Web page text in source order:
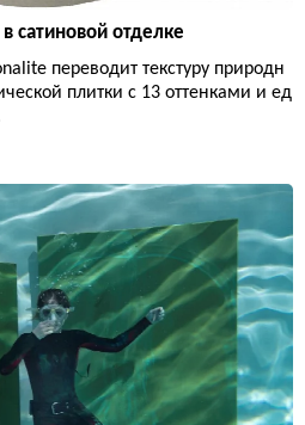
сатиновой отделке
переводит текстуру природн
плитки с 13 оттенками и ед